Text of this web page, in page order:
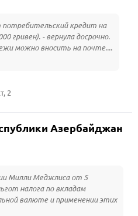
кредит на
гривен). - вернула досрочно.
можно вносить на почте....
2
Азербайджан
Милли Меджлиса от 5
налога по вкладам
валюте и применении этих